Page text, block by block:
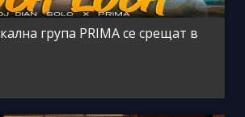
група PRIMA се срещат в